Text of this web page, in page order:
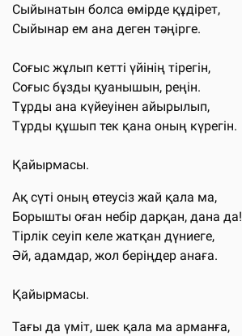
Сыйынатын болса өмірде құдірет,
Сыйынар ем ана деген тәңірге.
Соғыс жұлып кетті үйінің тірегін,
Соғыс бұзды қуанышын, реңін.
Тұрды ана күйеуінен айырылып,
Тұрды құшып тек қана оның күрегін.
Қайырмасы.
Ақ сүті оның өтеусіз жай қала ма,
Борышты оған небір дарқан, дана да!
Тірлік сеуіп келе жатқан дүниеге,
Әй, адамдар, жол беріңдер анаға.
Қайырмасы.
Тағы да үміт, шек қала ма арманға,